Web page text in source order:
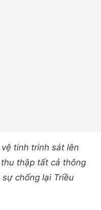
tinh trinh sát lên
thập tất cả thông
chống lại Triều